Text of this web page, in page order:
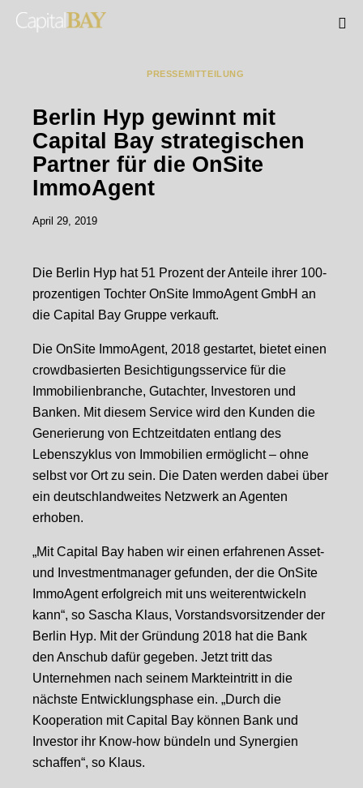
PRESSEMITTEILUNG
Berlin Hyp gewinnt mit
Capital Bay strategischen
Partner für die OnSite
ImmoAgent
April 29, 2019
Die Berlin Hyp hat 51 Prozent der Anteile ihrer 100-
prozentigen Tochter OnSite ImmoAgent GmbH an
die Capital Bay Gruppe verkauft.
Die OnSite ImmoAgent, 2018 gestartet, bietet einen
crowdbasierten Besichtigungsservice für die
Immobilienbranche, Gutachter, Investoren und
Banken. Mit diesem Service wird den Kunden die
Generierung von Echtzeitdaten entlang des
Lebenszyklus von Immobilien ermöglicht – ohne
selbst vor Ort zu sein. Die Daten werden dabei über
ein deutschlandweites Netzwerk an Agenten
erhoben.
„Mit Capital Bay haben wir einen erfahrenen Asset-
und Investmentmanager gefunden, der die OnSite
ImmoAgent erfolgreich mit uns weiterentwickeln
kann“, so Sascha Klaus, Vorstandsvorsitzender der
Berlin Hyp. Mit der Gründung 2018 hat die Bank
den Anschub dafür gegeben. Jetzt tritt das
Unternehmen nach seinem Markteintritt in die
nächste Entwicklungsphase ein. „Durch die
Kooperation mit Capital Bay können Bank und
Investor ihr Know-how bündeln und Synergien
schaffen“, so Klaus.